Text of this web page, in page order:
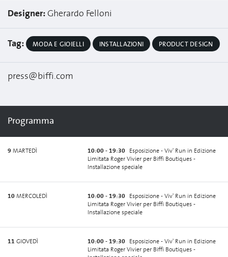
Designer: Gherardo Felloni
Tag: MODA E GIOIELLI INSTALLAZIONI PRODUCT DESIGN
press@biffi.com
Programma
9 MARTEDÌ 10:00 - 19:30
Esposizione - Viv' Run in Edizione
Limitata Roger Vivier per Biffi Boutiques -
Installazione speciale
10 MERCOLEDÌ 10:00 - 19:30
Esposizione - Viv' Run in Edizione
Limitata Roger Vivier per Biffi Boutiques -
Installazione speciale
11 GIOVEDÌ 10:00 - 19:30
Esposizione - Viv' Run in Edizione
Limitata Roger Vivier per Biffi Boutiques -